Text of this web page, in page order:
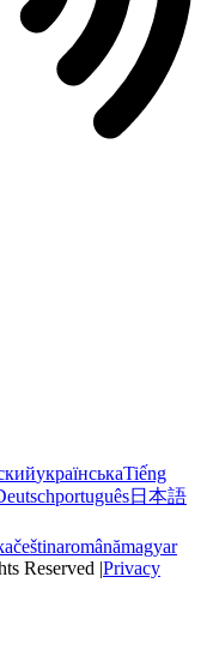
українськаTiếng
português日本語
češtinaromânămagyar
Reserved |Privacy